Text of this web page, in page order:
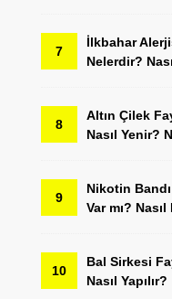
7
İlkbahar
Nelerdir?
8
Altın Çilek
Nasıl Yenir?
9
Nikotin
Var mı? Nasıl
10
Bal Sirkesi
Nasıl Yapılır?